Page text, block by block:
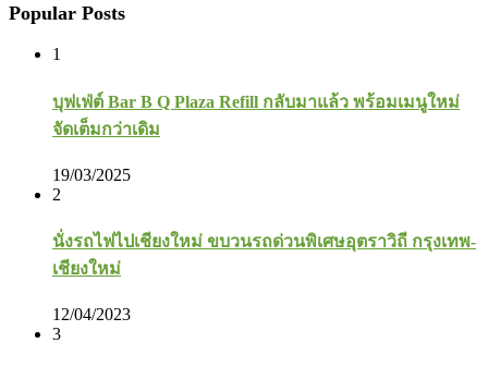
Popular Posts
1
บุฟเฟ่ต์ Bar B Q Plaza Refill กลับมาแล้ว พร้อมเมนูใหม่
จัดเต็มกว่าเดิม
19/03/2025
2
นั่งรถไฟไปเชียงใหม่ ขบวนรถด่วนพิเศษอุตราวิถี กรุงเทพ-
เชียงใหม่
12/04/2023
3